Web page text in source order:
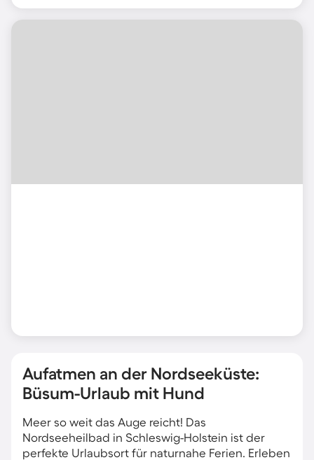
Aufatmen an der Nordseeküste:
Büsum-Urlaub mit Hund
Meer so weit das Auge reicht! Das
Nordseeheilbad in Schleswig-Holstein ist der
perfekte Urlaubsort für naturnahe Ferien. Erleben